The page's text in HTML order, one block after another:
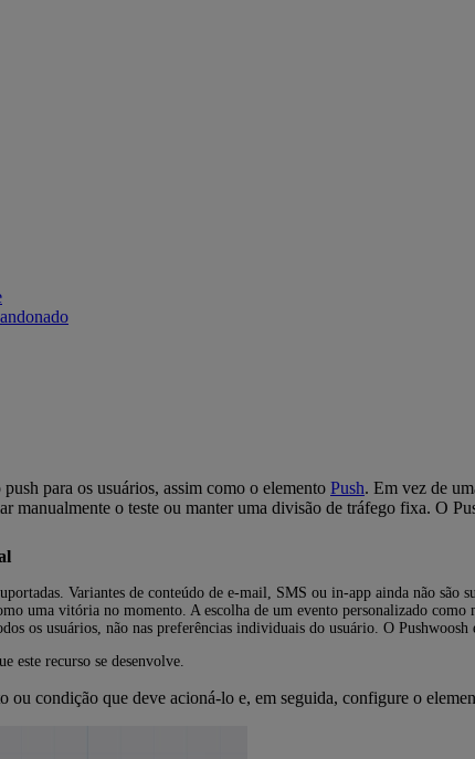
para os usuários, assim como o elemento Push. Em vez de
manualmente o teste ou manter uma divisão de tráfego fixa. O
Variantes de conteúdo de e-mail, SMS ou in-app ainda não são
uma vitória no momento. A escolha de um evento personalizado como
os usuários, não nas preferências individuais do usuário. O Pushwoosh
este recurso se desenvolve.
ou condição que deve acioná-lo e, em seguida, configure o